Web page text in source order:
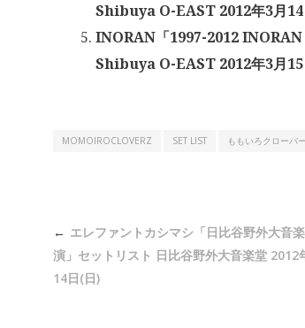
Shibuya O-EAST 2012年3月
INORAN「1997-2012
Shibuya O-EAST 2012年3月
MOMOIROCLOVERZ SET LIST ももいろクローバ
エレファントカシマシ「日比谷野外大音
演」セットリスト 日比谷野外大音楽堂 2012
14日(日)